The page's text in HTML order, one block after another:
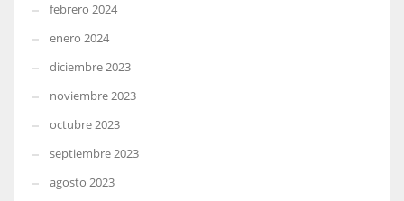
febrero 2024
enero 2024
diciembre 2023
noviembre 2023
octubre 2023
septiembre 2023
agosto 2023